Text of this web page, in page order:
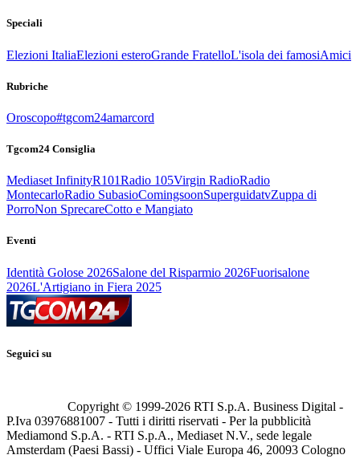
Speciali
Elezioni ItaliaElezioni esteroGrande FratelloL'isola dei famosiAmici
Rubriche
Oroscopo#tgcom24amarcord
Tgcom24 Consiglia
Mediaset InfinityR101Radio 105Virgin RadioRadio
MontecarloRadio SubasioComingsoonSuperguidatvZuppa di
PorroNon SprecareCotto e Mangiato
Eventi
Identità Golose 2026Salone del Risparmio 2026Fuorisalone
2026L'Artigiano in Fiera 2025
Seguici su
Copyright © 1999-2026 RTI S.p.A. Business Digital -
P.Iva 03976881007 - Tutti i diritti riservati - Per la pubblicità
Mediamond S.p.A. - RTI S.p.A., Mediaset N.V., sede legale
Amsterdam (Paesi Bassi) - Uffici Viale Europa 46, 20093 Cologno